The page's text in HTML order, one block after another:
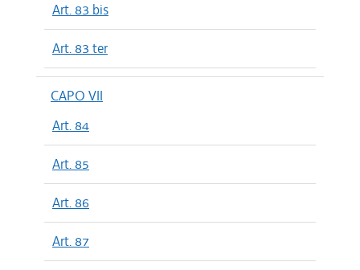
Art. 83 bis
Art. 83 ter
CAPO VII
Art. 84
Art. 85
Art. 86
Art. 87